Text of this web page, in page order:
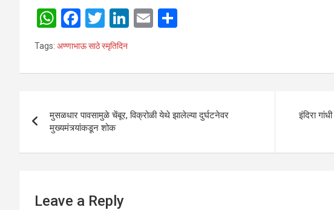
W
h
at
s
p
p
F
a
ce
b
o
k
T
wi
tt
er
Li
dI
E
e
Tags: अण्णाभाऊ साठे स्मृतिदिन
navigation
मुसळधार पावसामुळे चेंबूर, विक्रोळी येथे झालेल्या दुर्घटनेवर
मुख्यमंत्र्यांकडून शोक
इंदिरा
Leave a Reply